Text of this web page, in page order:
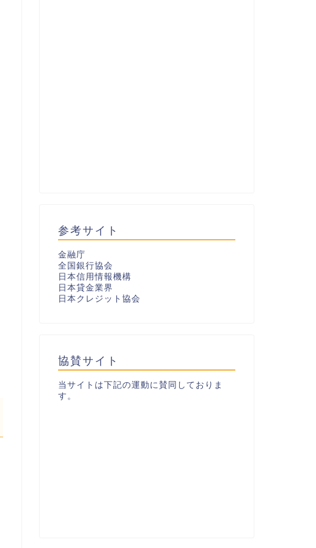
参考サイト
金融庁
全国銀行協会
日本信用情報機構
日本貸金業界
日本クレジット協会
協賛サイト
当サイトは下記の運動に賛同しておりま
す。